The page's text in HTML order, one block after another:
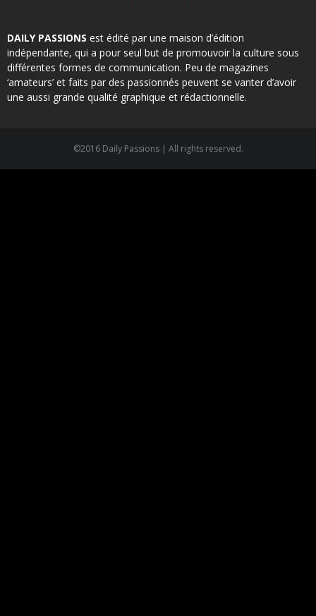
DAILY PASSIONS est édité par une maison d’édition
indépendante, qui a pour seul but de promouvoir la culture sous
différentes formes de communication. Peu de magazines
‘amateurs’ et faits par des passionnés peuvent se vanter d’avoir
une aussi grande qualité graphique et rédactionnelle.
©2016 Daily Passions | All rights reserved.